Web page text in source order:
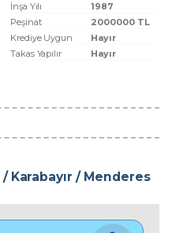
İnşa Yılı
1987
Peşinat
2000000 TL
Krediye Uygun
Hayır
Takas Yapılır
Hayır
/ Karabayır / Menderes